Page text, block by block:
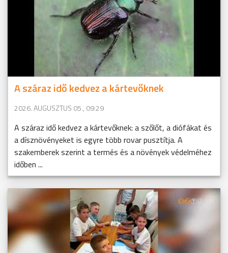
A száraz idő kedvez a kártevőknek
2026. AUGUSZTUS 05., 09:29
A száraz idő kedvez a kártevőknek: a szőlőt, a diófákat és
a dísznövényeket is egyre több rovar pusztítja. A
szakemberek szerint a termés és a növények védelméhez
időben ...